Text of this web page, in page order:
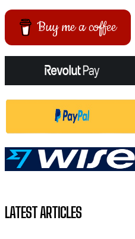
Buy me a coffee
LATEST ARTICLES